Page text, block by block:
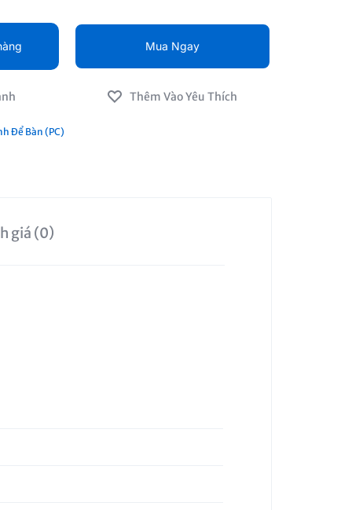
Mua Ngay
Để Bàn (PC)
giá (0)